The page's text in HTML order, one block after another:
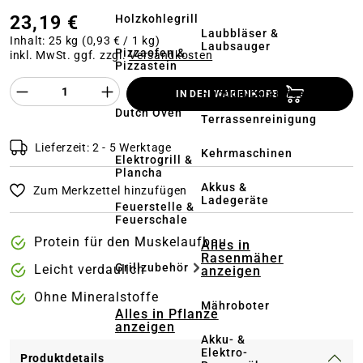
Holzkohlegrill
Pizzaofen &
Pizzastein
Dutch Oven
Elektrogrill &
Plancha
Feuerstelle &
Feuerschale
Grillzubehör
Alles in Pflanze
anzeigen
Laubbläser &
Laubsauger
Hochdruckreiniger
Terrassenreinigung
Kehrmaschinen
Akkus &
Ladegeräte
Alles in
Rasenmäher
anzeigen
Mähroboter
Akku- &
Elektro-
23,19 €
Inhalt: 25 kg (0,93 € / 1 kg)
inkl. MwSt. ggf. zzgl.Versandkosten
Produkt Anzahl des Produktes
IN DEN WARENKORB
Lieferzeit: 2 - 5 Werktage
Zum Merkzettel hinzufügen
Protein für den Muskelaufbau
Leicht verdaulich
Ohne Mineralstoffe
Produktdetails